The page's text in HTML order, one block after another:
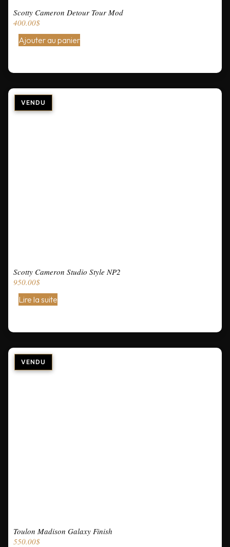
Scotty Cameron Detour Tour Mod
400.00$
Ajouter au panier
Scotty Cameron Studio Style NP2
950.00$
Lire la suite
Toulon Madison Galaxy Finish
550.00$